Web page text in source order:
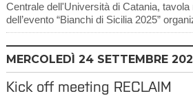
Centrale dell'Università di Catania, tavola
dell’evento “Bianchi di Sicilia 2025”
MERCOLEDÌ 24SETTEMBRE
Kick off meeting RECLAIM